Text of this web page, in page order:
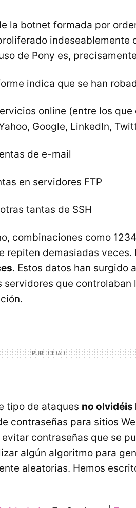
la botnet formada por
indeseablemente
de Pony es,
indica que se han
online (entre los
Google, LinkedIn,
de e-mail
en servidores FTP
tantas de SSH
combinaciones como
repiten demasiadas veces.
. Estos datos han surgido
servidores que controlaban
tipo de ataques no olvidéis
contraseñas para sitios
contraseñas que se
algún algoritmo para
aleatorias. Hemos